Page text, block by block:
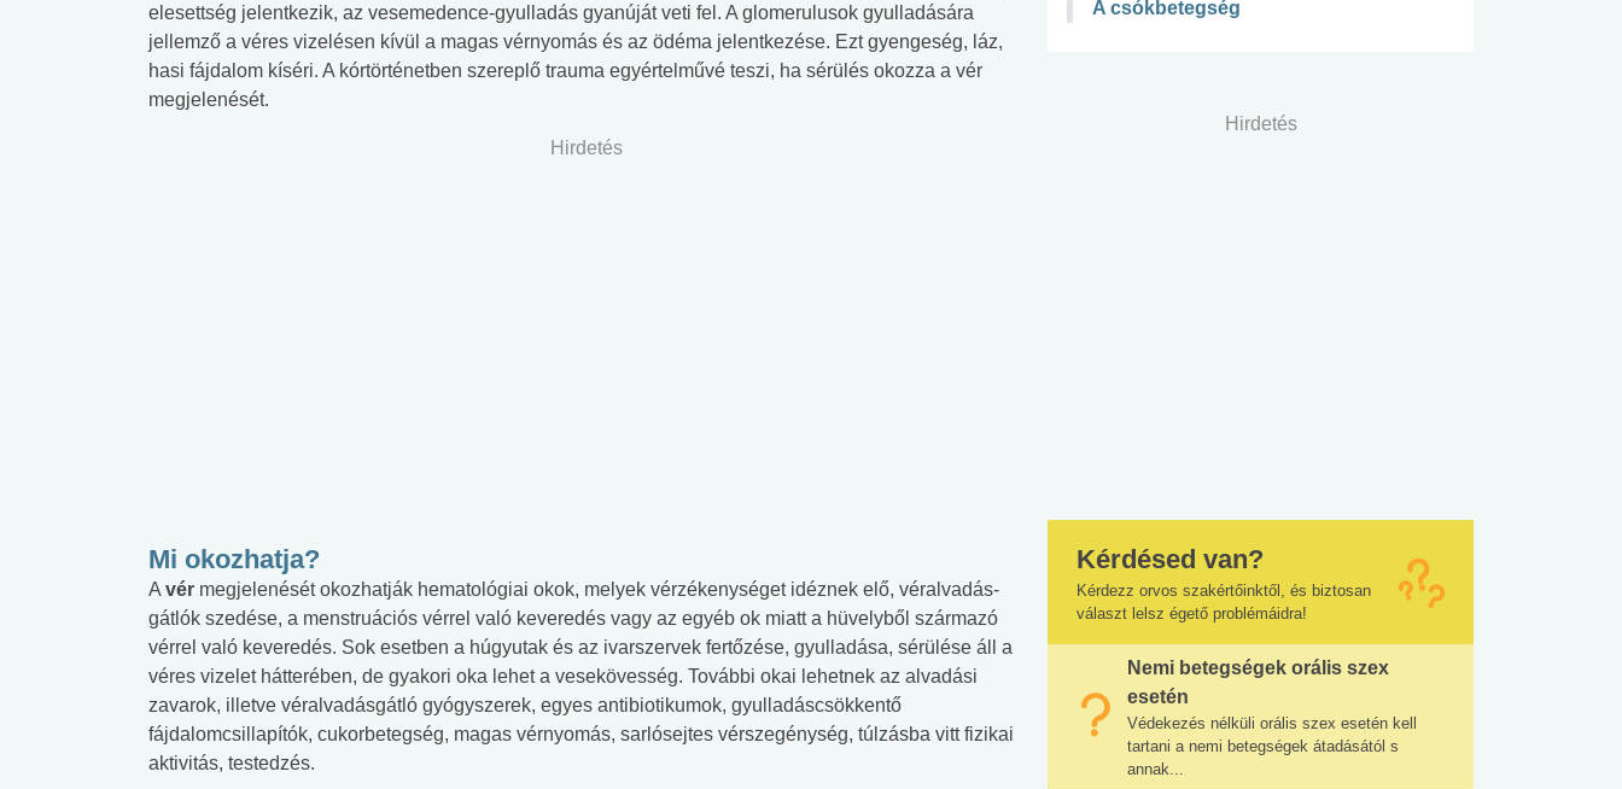
elesettség jelentkezik, az vesemedence-gyulladás gyanúját veti fel. A glomerulusok gyulladására
jellemző a véres vizelésen kívül a magas vérnyomás és az ödéma jelentkezése. Ezt gyengeség, láz,
hasi fájdalom kíséri. A kórtörténetben szereplő trauma egyértelművé teszi, ha sérülés okozza a vér
megjelenését.
Hirdetés
Mi okozhatja?
A vér megjelenését okozhatják hematológiai okok, melyek vérzékenységet idéznek elő, véralvadás-
gátlók szedése, a menstruációs vérrel való keveredés vagy az egyéb ok miatt a hüvelyből származó
vérrel való keveredés. Sok esetben a húgyutak és az ivarszervek fertőzése, gyulladása, sérülése áll a
véres vizelet hátterében, de gyakori oka lehet a vesekövesség. További okai lehetnek az alvadási
zavarok, illetve véralvadásgátló gyógyszerek, egyes antibiotikumok, gyulladáscsökkentő
fájdalomcsillapítók, cukorbetegség, magas vérnyomás, sarlósejtes vérszegénység, túlzásba vitt fizikai
aktivitás, testedzés.
A csókbetegség
Hirdetés
Kérdésed van?
Kérdezz orvos szakértőinktől, és biztosan
választ lelsz égető problémáidra!
Nemi betegségek orális szex
esetén
Védekezés nélküli orális szex esetén kell
tartani a nemi betegségek átadásától s
annak...